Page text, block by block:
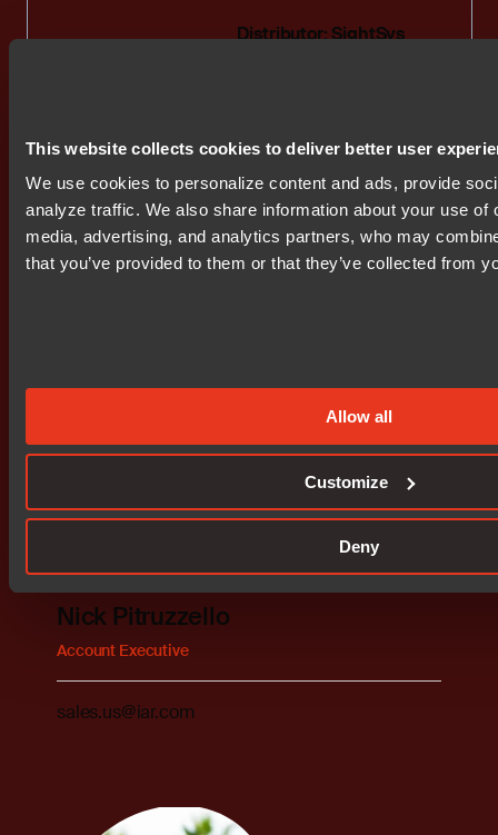
This website collects cookies to deliver better user
We use cookies to personalize content and ads, provide
analyze traffic. We also share information about your use of
media, advertising, and analytics partners, who may
that you’ve provided to them or that they’ve collected from
Allow all
Customize
Deny
Distributor: SightSys
Phone: +972 39 22 27 71
米国チーム
Nick Pitruzzello
Account Executive
sales.us@iar.com